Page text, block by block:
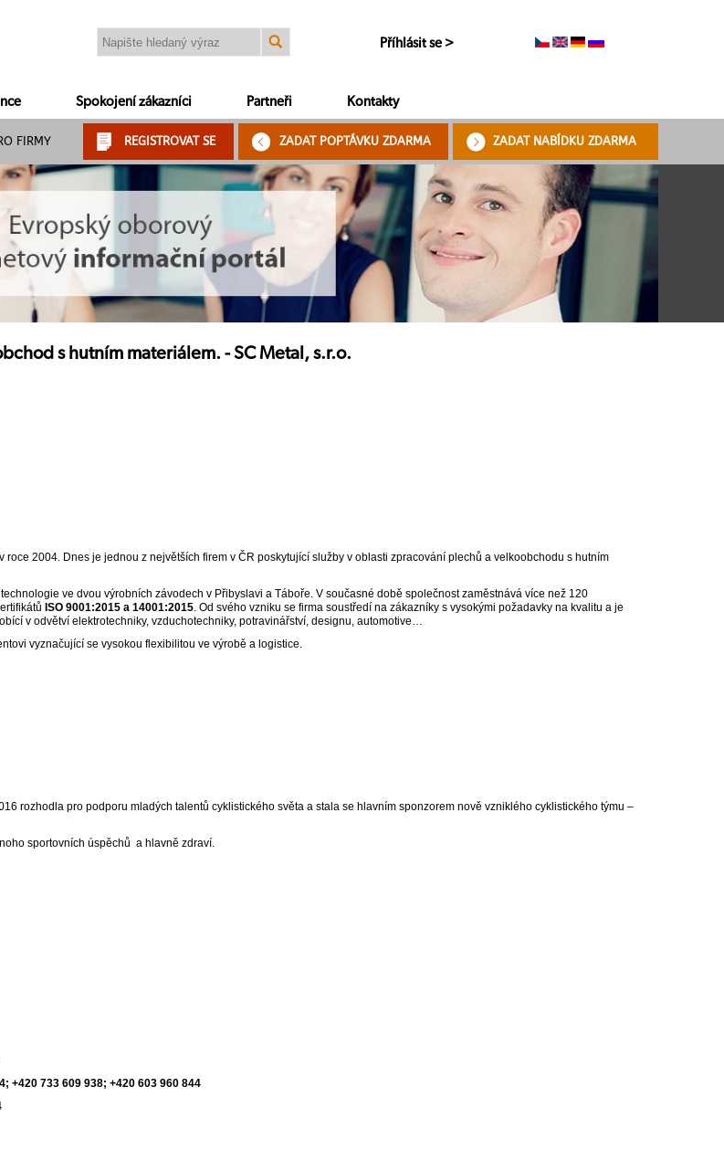
Příhlásit se >
Spokojení zákazníci Partneři Kontakty
FIRMY REGISTROVAT SE ZADAT POPTÁVKU ZDARMA ZADAT NABÍDKU ZDARMA
s hutním materiálem. - SC Metal, s.r.o.
roce 2004. Dnes je jednou z největších firem v ČR poskytující služby v oblasti zpracování plechů a velkoobchodu s hutním
ve dvou výrobních závodech v Přibyslavi a Táboře. V současné době společnost zaměstnává více než 120
ISO 9001:2015 a 14001:2015. Od svého vzniku se firma soustředí na zákazníky s vysokými požadavky na kvalitu a je
v odvětví elektrotechniky, vzduchotechniky, potravinářství, designu, automotive…
vyznačující se vysokou flexibilitou ve výrobě a logistice.
rozhodla pro podporu mladých talentů cyklistického světa a stala se hlavním sponzorem nově vzniklého cyklistického týmu –
sportovních úspěchů a hlavně zdraví.
+420 733 609 938; +420 603 960 844